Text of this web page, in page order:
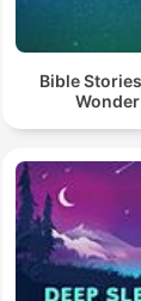
Bible
Wonder